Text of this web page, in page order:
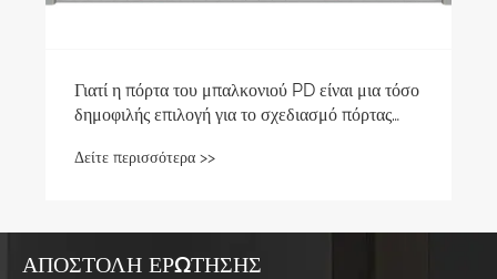
Γιατί η πόρτα του μπαλκονιού PD είναι μια τόσο
δημοφιλής επιλογή για το σχεδιασμό πόρτας
Δείτε περισσότερα >>
ΑΠΟΣΤΟΛΉ ΕΡΏΤΗΣΗΣ